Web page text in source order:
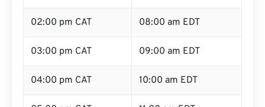
02:00 pm CAT 08:00 am EDT
03:00 pm CAT 09:00 am EDT
04:00 pm CAT 10:00 am EDT